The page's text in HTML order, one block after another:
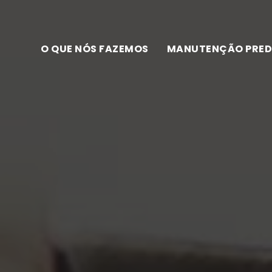
O QUE NÓS FAZEMOS MANUTENÇÃO